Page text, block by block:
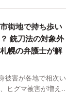
街地で持ち歩い
銃刀法の対象外
幌の弁護士が解
被害が各地で相次い